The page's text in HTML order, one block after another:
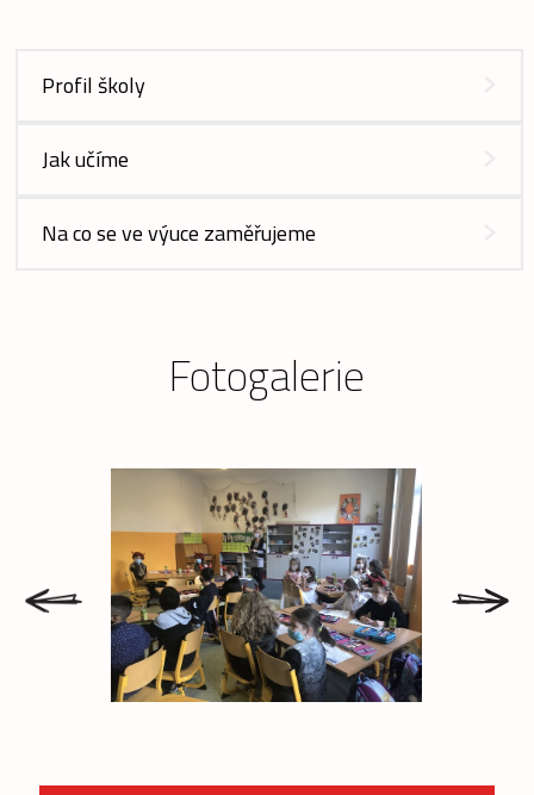
Profil školy
Jak učíme
Na co se ve výuce zaměřujeme
Fotogalerie